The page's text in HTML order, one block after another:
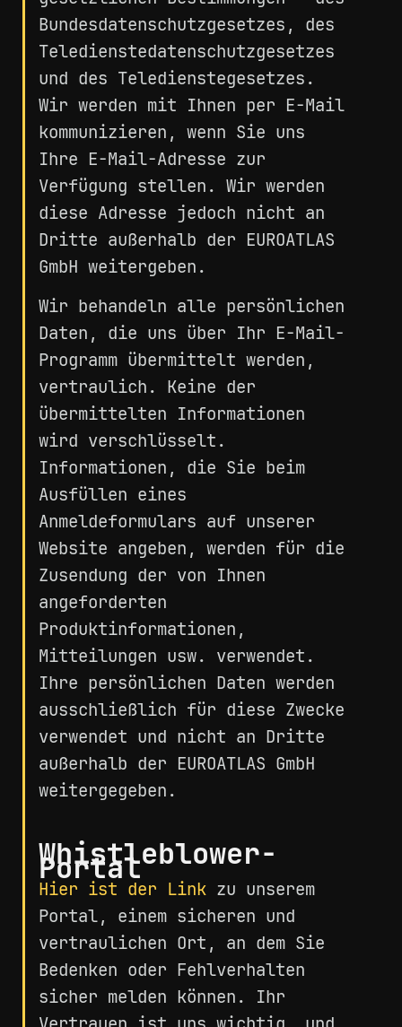
Bundesdatenschutzgesetzes, des
Teledienstedatenschutzgesetzes
und des Teledienstegesetzes.
Wir werden mit Ihnen per E-Mail
kommunizieren, wenn Sie uns
Ihre E-Mail-Adresse zur
Verfügung stellen. Wir werden
diese Adresse jedoch nicht an
Dritte außerhalb der EUROATLAS
GmbH weitergeben.
Wir behandeln alle persönlichen
Daten, die uns über Ihr E-Mail-
Programm übermittelt werden,
vertraulich. Keine der
übermittelten Informationen
wird verschlüsselt.
Informationen, die Sie beim
Ausfüllen eines
Anmeldeformulars auf unserer
Website angeben, werden für die
Zusendung der von Ihnen
angeforderten
Produktinformationen,
Mitteilungen usw. verwendet.
Ihre persönlichen Daten werden
ausschließlich für diese Zwecke
verwendet und nicht an Dritte
außerhalb der EUROATLAS GmbH
weitergegeben.
Whistleblower-
Portal
Hier ist der Link zu unserem
Portal, einem sicheren und
vertraulichen Ort, an dem Sie
Bedenken oder Fehlverhalten
sicher melden können. Ihr